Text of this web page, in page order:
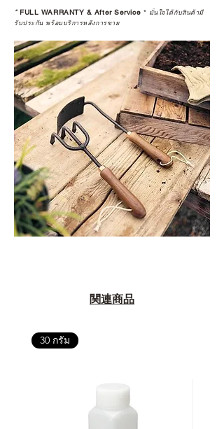
*FULL WARRANTY & After Service * มั่นใจได้กับสินค้ามี
รับประกัน พร้อมบริการหลังการขาย
関連商品
30 กรัม